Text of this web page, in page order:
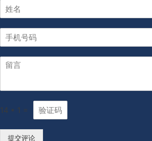
14 * 1 =
提交评论